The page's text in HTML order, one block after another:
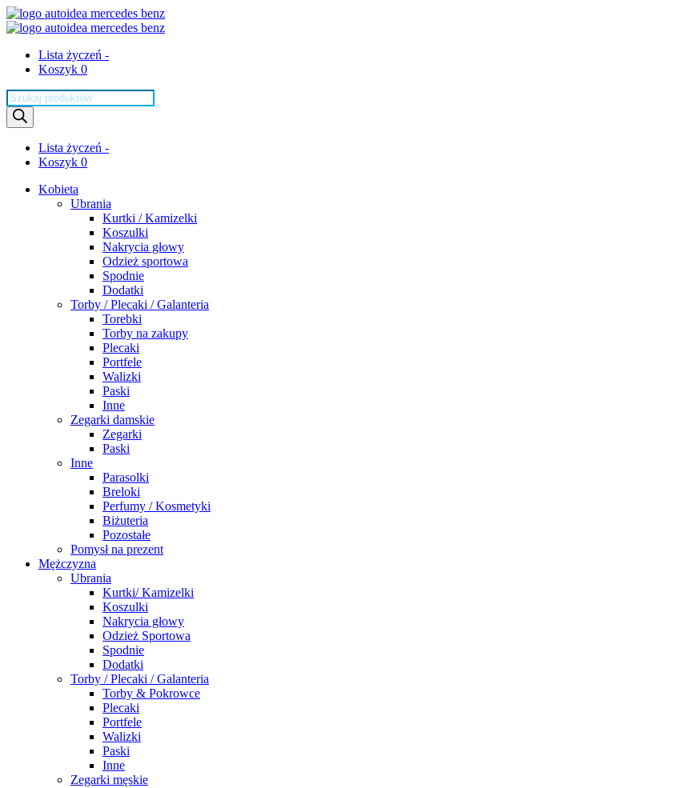
Lista życzeń -
Koszyk 0
Wyszukiwarka
produktów
Lista życzeń -
Koszyk 0
Kobieta
Ubrania
Kurtki / Kamizelki
Koszulki
Nakrycia głowy
Odzież sportowa
Spodnie
Dodatki
Torby / Plecaki / Galanteria
Torebki
Torby na zakupy
Plecaki
Portfele
Walizki
Paski
Inne
Zegarki damskie
Zegarki
Paski
Inne
Parasolki
Breloki
Perfumy / Kosmetyki
Biżuteria
Pozostałe
Pomysł na prezent
Mężczyzna
Ubrania
Kurtki/ Kamizelki
Koszulki
Nakrycia głowy
Odzież Sportowa
Spodnie
Dodatki
Torby / Plecaki / Galanteria
Torby & Pokrowce
Plecaki
Portfele
Walizki
Paski
Inne
Zegarki męskie